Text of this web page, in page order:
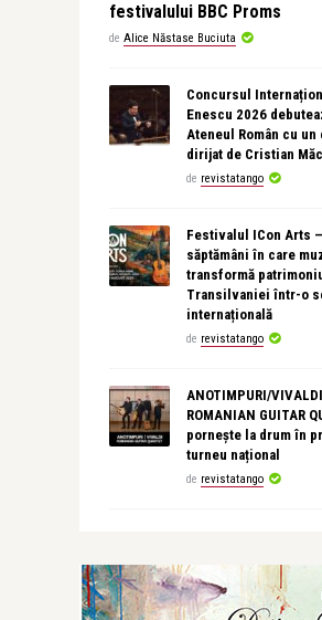
festivalului BBC Proms
de Alice Năstase Buciuta
Concursul
Enescu 2026
Ateneul Român cu
dirijat de Cristian
de revistatango
Festivalul ICon Arts
săptămâni în care
transformă
Transilvaniei într-o
internațională
de revistatango
ANOTIMPURI/VIVALDI
ROMANIAN GUITAR
pornește la drum în
turneu național
de revistatango